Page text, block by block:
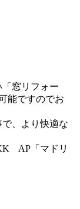
窓リフォー
能ですのでお
、より快適な
AP「マドリ